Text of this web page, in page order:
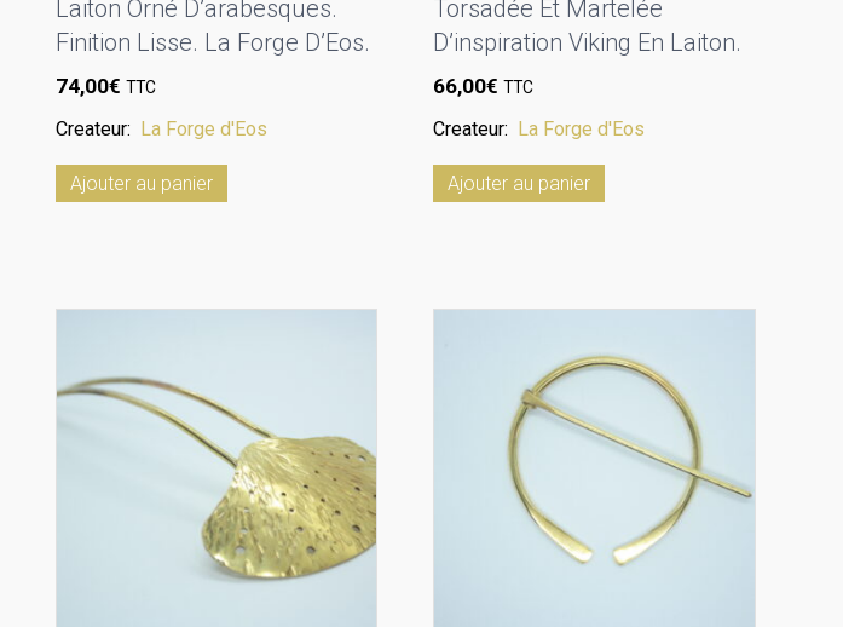
Laiton Orné D’arabesques.
Finition Lisse. La Forge D’Eos.
74,00€ TTC
Createur: La Forge d'Eos
Ajouter au panier
Torsadée Et Martelée
D’inspiration Viking En Laiton.
66,00€ TTC
Createur: La Forge d'Eos
Ajouter au panier